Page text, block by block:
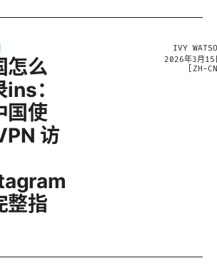
怎么
：
国使
访
整指
IVY
2026年3月15
[ZH-